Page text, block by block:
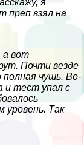
я
преп взял на
а вот
Почти везде
чушь. Во-
и тест упал с
уровень. Так